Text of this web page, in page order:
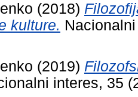
(2018)
kulture.
(2019)
interes, 35